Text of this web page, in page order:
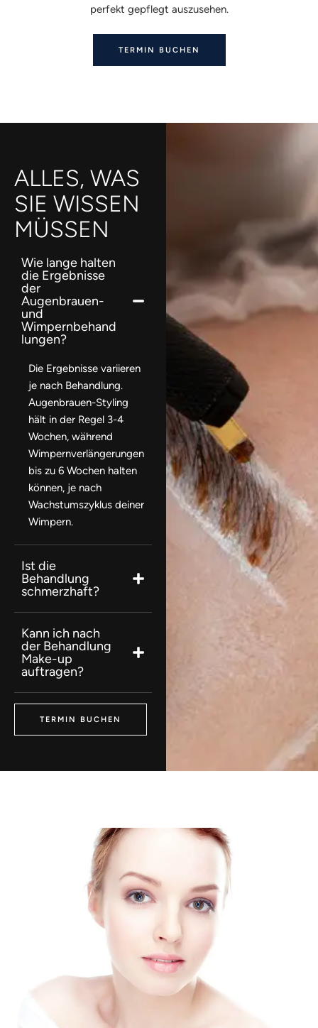
perfekt gepflegt auszusehen.
TERMIN BUCHEN
ALLES, WAS
SIE WISSEN
MÜSSEN
Wie lange halten
die Ergebnisse
der
Augenbrauen-
und
Wimpernbehand
lungen?
Die Ergebnisse variieren
je nach Behandlung.
Augenbrauen-Styling
hält in der Regel 3-4
Wochen, während
Wimpernverlängerungen
bis zu 6 Wochen halten
können, je nach
Wachstumszyklus deiner
Wimpern.
Ist die
Behandlung
schmerzhaft?
Kann ich nach
der Behandlung
Make-up
auftragen?
TERMIN BUCHEN